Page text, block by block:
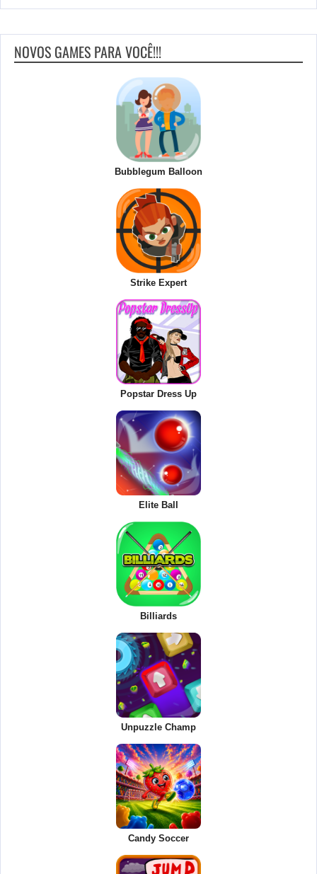
NOVOS GAMES PARA VOCÊ!!!
Bubblegum Balloon
Strike Expert
Popstar Dress Up
Elite Ball
Billiards
Unpuzzle Champ
Candy Soccer